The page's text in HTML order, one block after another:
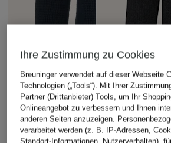
Ihre Zustimmung zu Cookies
Breuninger verwendet auf dieser Webseite
Technologien („Tools“). Mit Ihrer
Partner (Drittanbieter) Tools, um Ihr
Onlineangebot zu verbessern und Ihnen
anderen Seiten anzuzeigen.
verarbeitet werden (z. B. IP-Adressen,
Standort-Informationen, Nutzerverhalten),